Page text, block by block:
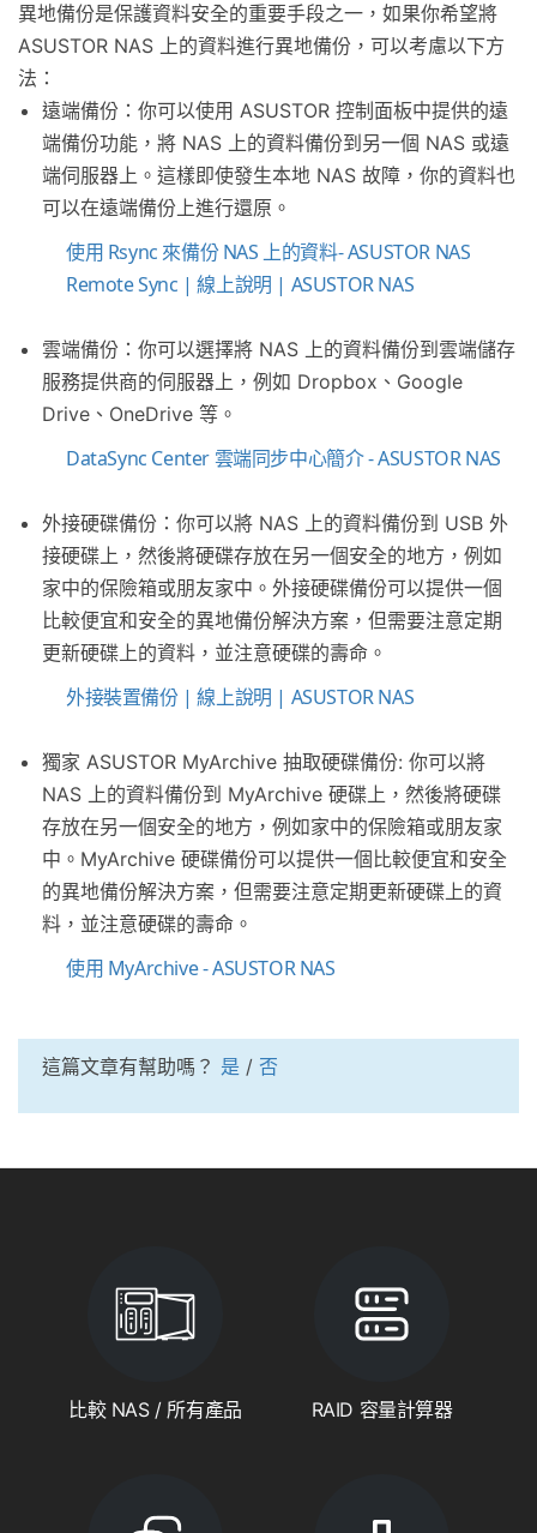
異地備份是保護資料安全的重要手段之一，如果你希望將
ASUSTOR NAS 上的資料進行異地備份，可以考慮以下方
法：
遠端備份：你可以使用 ASUSTOR 控制面板中提供的遠
端備份功能，將 NAS 上的資料備份到另一個 NAS 或遠
端伺服器上。這樣即使發生本地 NAS 故障，你的資料也
可以在遠端備份上進行還原。
使用 Rsync 來備份 NAS 上的資料- ASUSTOR NAS
Remote Sync | 線上說明 | ASUSTOR NAS
雲端備份：你可以選擇將 NAS 上的資料備份到雲端儲存
服務提供商的伺服器上，例如 Dropbox、Google
Drive、OneDrive 等。
DataSync Center 雲端同步中心簡介 - ASUSTOR NAS
外接硬碟備份：你可以將 NAS 上的資料備份到 USB 外
接硬碟上，然後將硬碟存放在另一個安全的地方，例如
家中的保險箱或朋友家中。外接硬碟備份可以提供一個
比較便宜和安全的異地備份解決方案，但需要注意定期
更新硬碟上的資料，並注意硬碟的壽命。
外接裝置備份 | 線上說明 | ASUSTOR NAS
獨家 ASUSTOR MyArchive 抽取硬碟備份: 你可以將
NAS 上的資料備份到 MyArchive 硬碟上，然後將硬碟
存放在另一個安全的地方，例如家中的保險箱或朋友家
中。MyArchive 硬碟備份可以提供一個比較便宜和安全
的異地備份解決方案，但需要注意定期更新硬碟上的資
料，並注意硬碟的壽命。
使用 MyArchive - ASUSTOR NAS
這篇文章有幫助嗎？ 是 / 否
比較 NAS / 所有產品 RAID 容量計算器